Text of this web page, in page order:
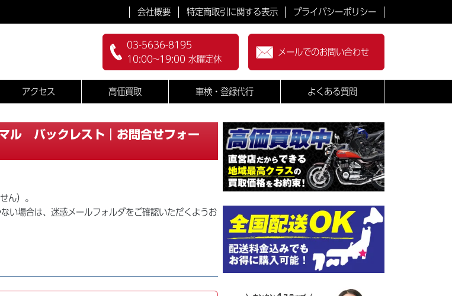
会社概要 特定商取引に関する表示 プライバシーポリシー
03-5636-8195
10:00~19:00 水曜定休
メールでのお問い合わせ
アクセス 高価買取 車検・登録代行 よくある質問
バックレスト｜お問合せフォー
ん）。
い場合は、迷惑メールフォルダをご確認いただくようお